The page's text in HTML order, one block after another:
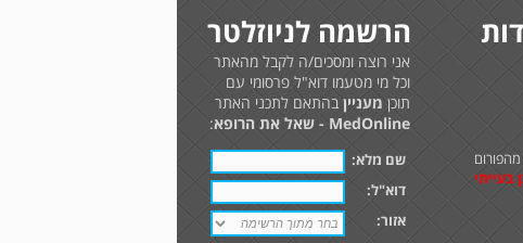
בעייתי
הרשמה לניוזלטר
אני רוצה ומסכים/ה לקבל מהאתר
וכל מי מטעמו דוא"ל פרסומי עם
תוכן מענייןבהתאם לתכני האתר
MedOnline - שאל את הרופא
:
שם מלא:
דוא"ל:
אזור: